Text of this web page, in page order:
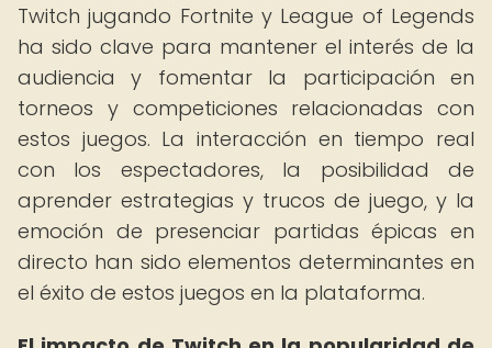
Twitch jugando Fortnite y League of Legends
ha sido clave para mantener el interés de la
audiencia y fomentar la participación en
torneos y competiciones relacionadas con
estos juegos. La interacción en tiempo real
con los espectadores, la posibilidad de
aprender estrategias y trucos de juego, y la
emoción de presenciar partidas épicas en
directo han sido elementos determinantes en
el éxito de estos juegos en la plataforma.